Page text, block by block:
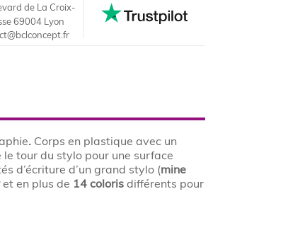
de La Croix-
69004 Lyon
. Corps en plastique avec un
tour du stylo pour une surface
d’écriture d’un grand stylo (mine
et en plus de 14 coloris différents pour